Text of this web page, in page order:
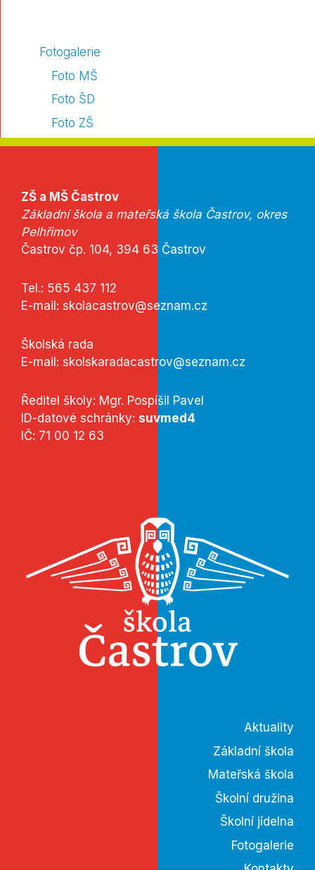
Fotogalerie
Foto MŠ
Foto ŠD
Foto ZŠ
ZŠ a MŠ Častrov
Základní škola a mateřská škola Častrov, okres
Pelhřimov
Častrov čp. 104, 394 63 Častrov
Tel.: 565 437 112
E-mail: skolacastrov@seznam.cz
Školská rada
E-mail: skolskaradacastrov@seznam.cz
Ředitel školy: Mgr. Pospíšil Pavel
ID-datové schránky: suvmed4
IČ: 71 00 12 63
Aktuality
Základní škola
Mateřská škola
Školní družina
Školní jídelna
Fotogalerie